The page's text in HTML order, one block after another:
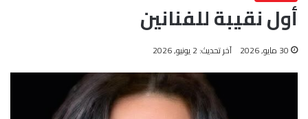
أول نقيبة للفنانين
30 مايو, 2026 آخر تحديث: 2 يونيو, 2026